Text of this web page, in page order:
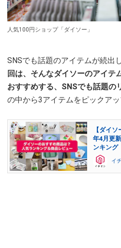
人気100円ショップ「ダイソー」
SNSでも話題のアイテムが続出
回は、そんなダイソーのアイテ
おすすめする、SNSでも話題の
の中から3アイテムをピックア
【ダイ
年4月更
ンキング
イ